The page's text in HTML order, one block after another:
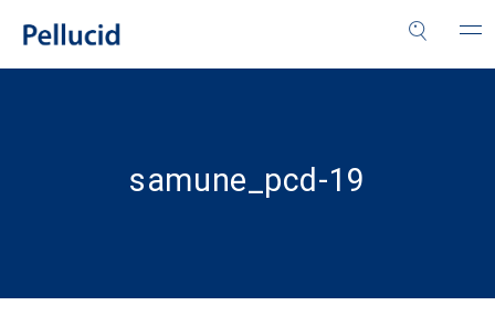
samune_pcd-19